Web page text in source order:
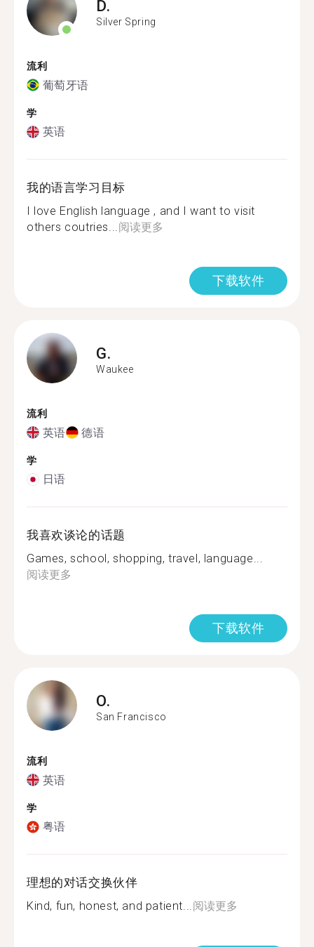
D.
Silver Spring
流利
葡萄牙语
学
英语
我的语言学习目标
I love English language , and I want to visit
others coutries...阅读更多
下载软件
G.
Waukee
流利
英语 德语
学
日语
我喜欢谈论的话题
Games, school, shopping, travel, language...
阅读更多
下载软件
O.
San Francisco
流利
英语
学
粤语
理想的对话交换伙伴
Kind, fun, honest, and patient...阅读更多